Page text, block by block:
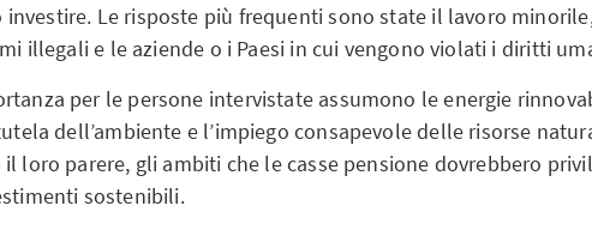
investire. Le risposte più frequenti sono state il lavoro
illegali e le aziende o i Paesi in cui vengono violati i diritti
per le persone intervistate assumono le energie
dell’ambiente e l’impiego consapevole delle risorse
loro parere, gli ambiti che le casse pensione dovrebbero
sostenibili.